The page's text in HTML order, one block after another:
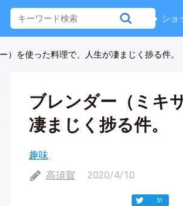
ショ
）を使った料理で、人生が凄まじく捗る件。
ブレンダー（ミキ
凄まじく捗る件。
趣味
高須賀
2020/4/10
51